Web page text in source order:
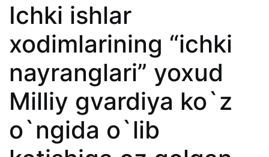
Ichki ishlar
xodimlarining “ichki
nayranglari” yoxud
Milliy gvardiya ko`z
o`ngida o`lib